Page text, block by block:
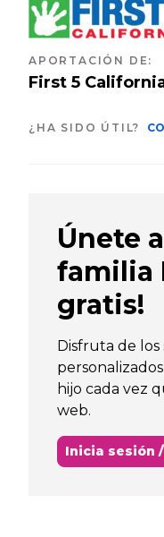
APORTACIÓN DE:
First 5
¿HA SIDO ÚTIL?
Únete
familia
gratis!
Disfruta de los
hijo cada vez
web.
Inicia sesión